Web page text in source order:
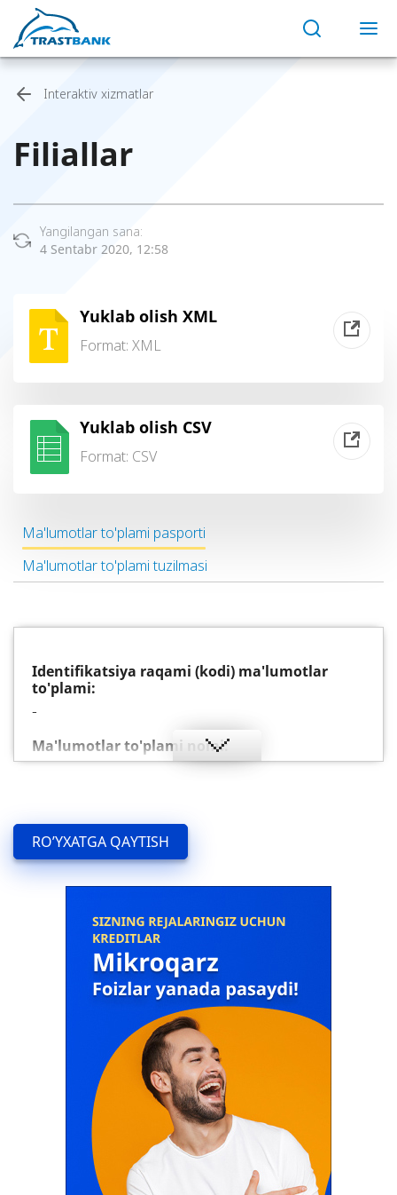
Interaktiv xizmatlar
Filiallar
Yangilangan sana:
4 Sentabr 2020, 12:58
Yuklab olish XML
Format: XML
Yuklab olish CSV
Format: CSV
Ma'lumotlar to'plami pasporti
Ma'lumotlar to'plami tuzilmasi
Identifikatsiya raqami (kodi) ma'lumotlar
to'plami:
-
Ma'lumotlar to'plami nomi:
Filiallar
Filiallar
Ma'lumotlar to'plami egasi:
«Trastbank» XAB
Mas'ul shaxs:
Mas'ul shaxs bilan bog'lanish:
Telefon raqami: -
Elektron manzili: -
trustbank.uz
Ma’lumotlarga giperslka (URL):
/uz/branches/open_data/xml/?sid=2870
/uz/branches/open_data/csv/?sid=2870
Ma'lumot formatlari:
XML, CSV
RO’YXATGA QAYTISH